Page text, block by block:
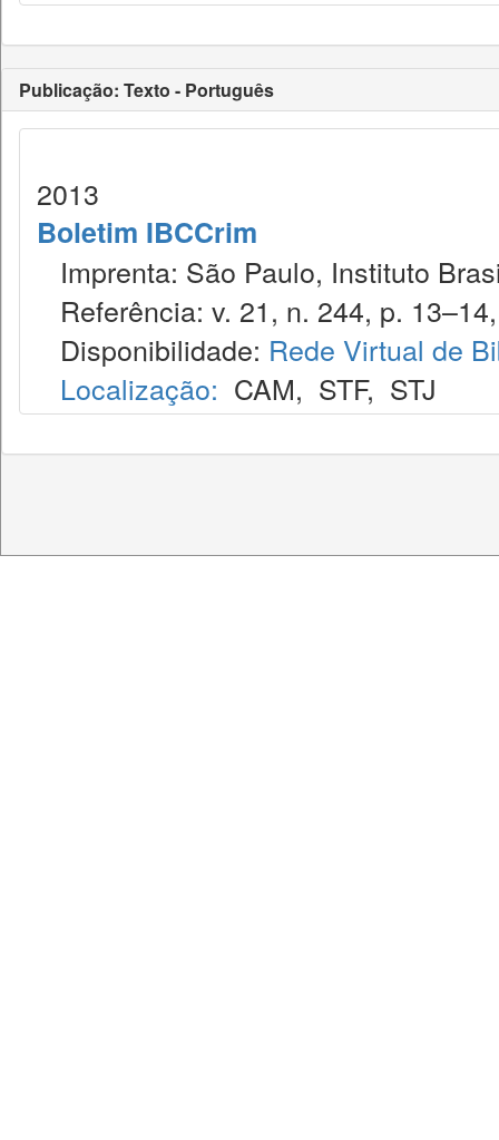
Publicação: Texto - Português
2013
Boletim IBCCrim
Imprenta: São Paulo, Instituto
Referência: v. 21, n. 244, p.
Disponibilidade: Rede Virtual de
Localização: CAM, STF, STJ